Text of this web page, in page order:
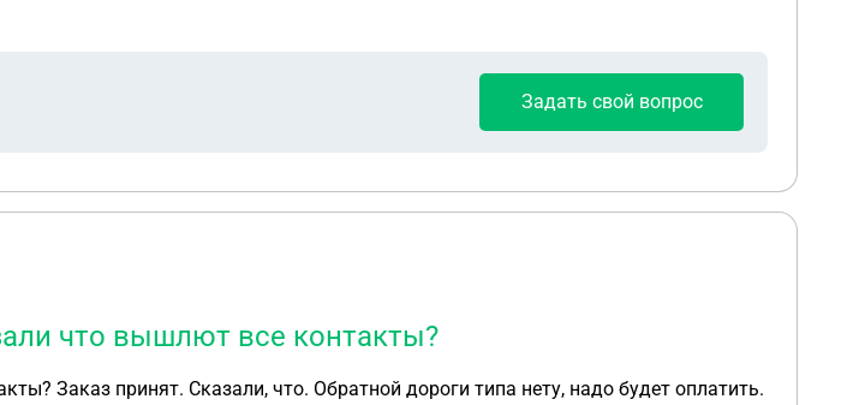
Задать свой вопрос
что вышлют все контакты?
Заказ принят. Сказали, что. Обратной дороги типа нету, надо будет оплатить.